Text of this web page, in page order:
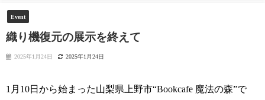
Event
織り機復元の展示を終えて
2025年1月24日 2025年1月24日
1月10日から始まった山梨県上野市“Bookcafe 魔法の森”で